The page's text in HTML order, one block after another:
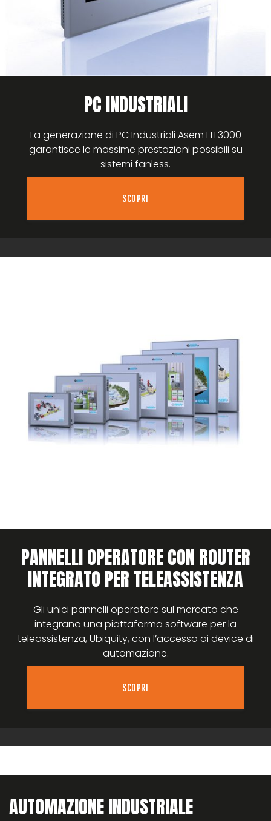
PC INDUSTRIALI
La generazione di PC Industriali Asem HT3000
garantisce le massime prestazioni possibili su
sistemi fanless.
SCOPRI
PANNELLI OPERATORE CON ROUTER
INTEGRATO PER TELEASSISTENZA
Gli unici pannelli operatore sul mercato che
integrano una piattaforma software per la
teleassistenza, Ubiquity, con l’accesso ai device di
automazione.
SCOPRI
AUTOMAZIONE INDUSTRIALE